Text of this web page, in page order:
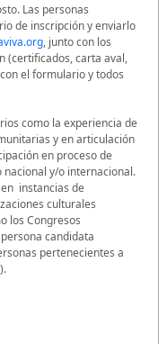
Las personas
de inscripción y enviarlo
, junto con los
(certificados, carta aval,
el formulario y todos
como la experiencia de
y en articulación
en proceso de
y/o internacional.
instancias de
culturales
los Congresos
candidata
pertenecientes a